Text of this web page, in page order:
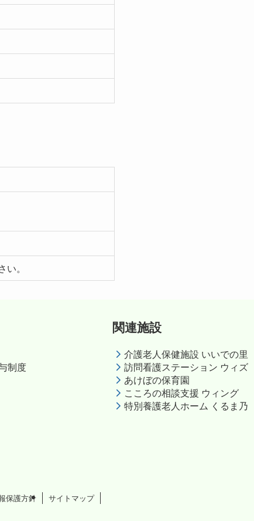
。
制度
関連施設
介護老人保健施設 いいでの里
訪問看護ステーション ウィズ
あけぼの保育園
こころの相談支援 ウィング
特別養護老人ホーム くるま乃
保護方針 サイトマップ